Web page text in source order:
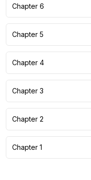
Chapter 6
Chapter 5
Chapter 4
Chapter 3
Chapter 2
Chapter 1